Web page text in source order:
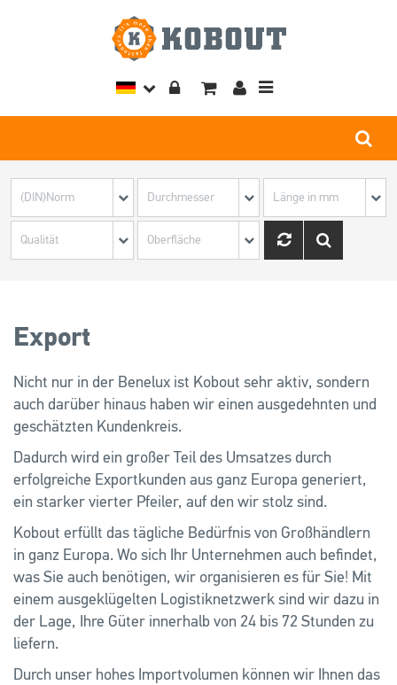
Toggle
Export
Nicht nur in der Benelux ist Kobout sehr aktiv, sondern
auch darüber hinaus haben wir einen ausgedehnten und
geschätzten Kundenkreis.
Dadurch wird ein großer Teil des Umsatzes durch
erfolgreiche Exportkunden aus ganz Europa generiert,
ein starker vierter Pfeiler, auf den wir stolz sind.
Kobout erfüllt das tägliche Bedürfnis von Großhändlern
in ganz Europa. Wo sich Ihr Unternehmen auch befindet,
was Sie auch benötigen, wir organisieren es für Sie! Mit
einem ausgeklügelten Logistiknetzwerk sind wir dazu in
der Lage, Ihre Güter innerhalb von 24 bis 72 Stunden zu
liefern.
Durch unser hohes Importvolumen können wir Ihnen das